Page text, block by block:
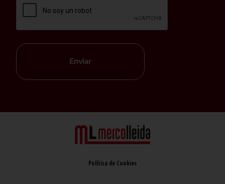
Enviar
Política de Cookies